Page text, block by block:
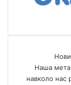
Наша мета
навколо нас